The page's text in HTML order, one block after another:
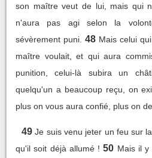
son maître veut de lui, mais qui
n'aura pas agi selon la
sévèrement puni. 48 Mais celui
maître voulait, et qui aura
punition, celui-là subira un
quelqu'un a beaucoup reçu, on
plus on vous aura confié, plus on
49 Je suis venu jeter un feu sur
qu'il soit déjà allumé ! 50 Mais il